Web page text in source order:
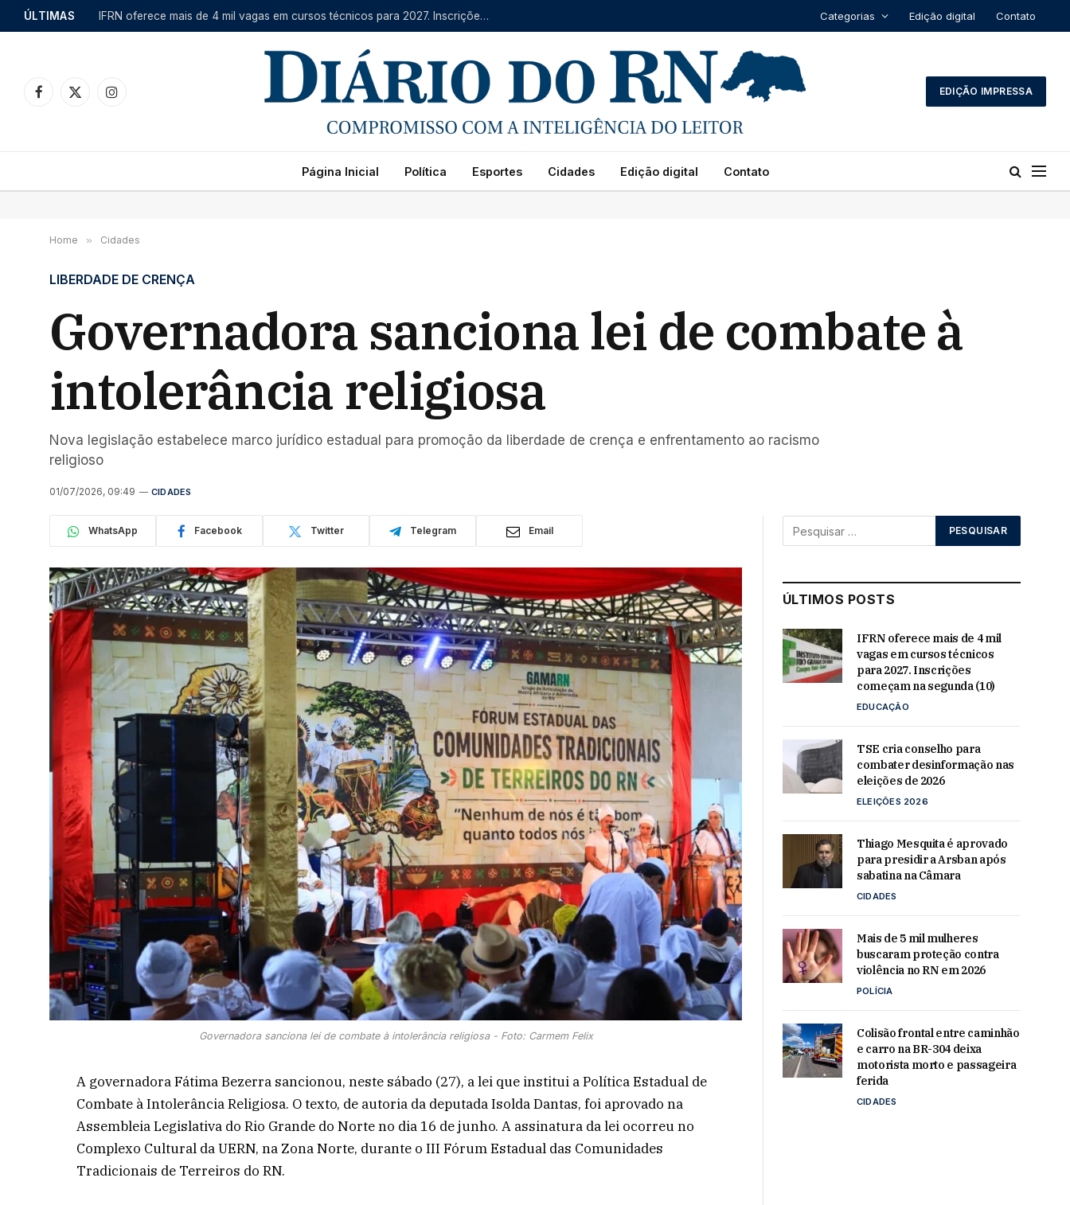
ÚLTIMAS IFRN oferece mais de 4 mil vagas em cursos técnicos para 2027. Inscrições começam na segunda (10) Categorias Edição digital Contato
Facebook
X
Instagram
EDIÇÃO IMPRESSA
Página Inicial Política Esportes Cidades Edição digital Contato
Home » Cidades
LIBERDADE DE CRENÇA
Governadora sanciona lei de combate à
intolerância religiosa
Nova legislação estabelece marco jurídico estadual para promoção da liberdade de crença e enfrentamento ao racismo
religioso
01/07/2026, 09:49 CIDADES
WhatsApp Facebook Twitter Telegram Email
Governadora sanciona lei de combate à intolerância religiosa - Foto: Carmem Felix
A governadora Fátima Bezerra sancionou, neste sábado (27), a lei que institui a Política Estadual de
Combate à Intolerância Religiosa. O texto, de autoria da deputada Isolda Dantas, foi aprovado na
Assembleia Legislativa do Rio Grande do Norte no dia 16 de junho. A assinatura da lei ocorreu no
Complexo Cultural da UERN, na Zona Norte, durante o III Fórum Estadual das Comunidades
Tradicionais de Terreiros do RN.
ÚLTIMOS POSTS
IFRN oferece mais de 4 mil
vagas em cursos técnicos
para 2027. Inscrições
começam na segunda (10)
EDUCAÇÃO
TSE cria conselho para
combater desinformação nas
eleições de 2026
ELEIÇÕES 2026
Thiago Mesquita é aprovado
para presidir a Arsban após
sabatina na Câmara
CIDADES
Mais de 5 mil mulheres
buscaram proteção contra
violência no RN em 2026
POLÍCIA
Colisão frontal entre caminhão
e carro na BR-304 deixa
motorista morto e passageira
ferida
CIDADES